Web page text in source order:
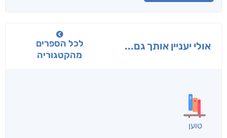
אולי יעניין אותך גם...
לכל הספרים
מהקטגוריה
טוען